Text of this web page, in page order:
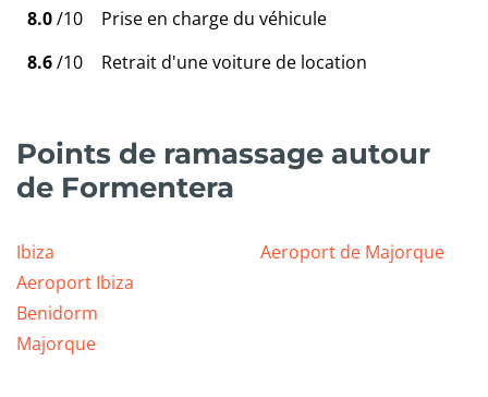
8.0/10
Prise en charge du véhicule
8.6/10 Retrait d'une voiture de location
Points de ramassage autour
de Formentera
Ibiza
Aeroport Ibiza
Benidorm
Majorque
Aeroport de Majorque